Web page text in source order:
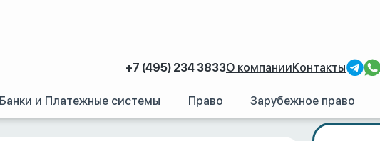
+7 (495) 234 3833О компанииКонтакты
Банки и Платежные системы Право Зарубежное право